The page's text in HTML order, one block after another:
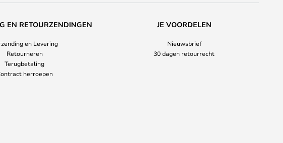
EN RETOURZENDINGEN
en Levering
Retourneren
Terugbetaling
herroepen
JE VOORDELEN
Nieuwsbrief
30 dagen retourrecht